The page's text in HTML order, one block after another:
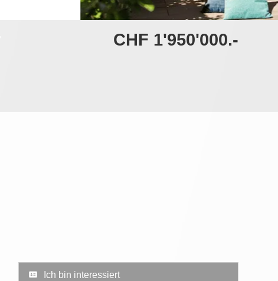
CHF 1'950'000.-
Ich bin interessiert